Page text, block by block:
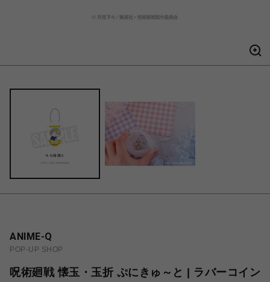
ANIME-Q
POP-UP SHOP
呪術廻戦 懐玉・玉折 ぷにきゅ～と | ラバーコイン